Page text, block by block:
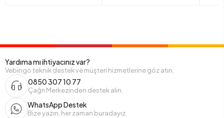
Yardıma mı ihtiyacınız var?
Vebingo teknik destek ve müşteri hizmetlerine göz atın.
0850 307 10 77
Çağrı Merkezinden destek alın.
WhatsApp Destek
Bize yazın, her zaman buradayız.